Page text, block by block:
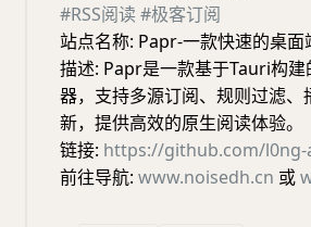
#RSS阅读 #极客订阅
站点名称: Papr-一款快速的桌面
描述: Papr是一款基于Tauri构建
器，支持多源订阅、规则过滤、
新，提供高效的原生阅读体验。
链接: https://github.com/
前往导航: www.noisedh.cn 或